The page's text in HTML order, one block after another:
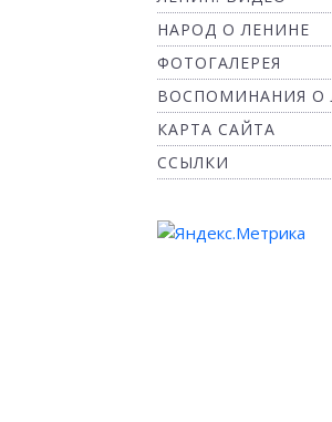
НАРОД О ЛЕНИНЕ
ФОТОГАЛЕРЕЯ
ВОСПОМИНАНИЯ О
КАРТА САЙТА
ССЫЛКИ